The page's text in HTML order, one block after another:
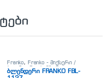
Franko, Franko - მიქსერი /
ბლენდერი
სამზარეულო
ტექნიკა
ბლენდერი FRANKO FBL-